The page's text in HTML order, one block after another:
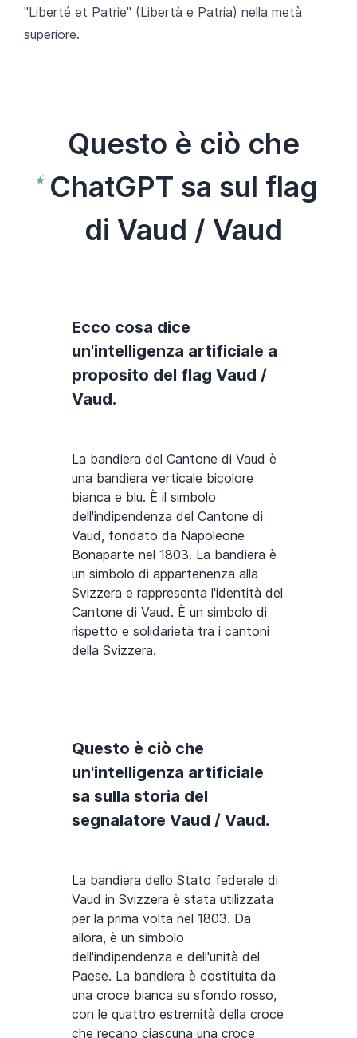
"Liberté et Patrie" (Libertà e Patria) nella metà
superiore.
Questo è ciò che
ChatGPT sa sul flag
di Vaud / Vaud
Ecco cosa dice
un'intelligenza artificiale a
proposito del flag Vaud /
Vaud.
La bandiera del Cantone di Vaud è
una bandiera verticale bicolore
bianca e blu. È il simbolo
dell'indipendenza del Cantone di
Vaud, fondato da Napoleone
Bonaparte nel 1803. La bandiera è
un simbolo di appartenenza alla
Svizzera e rappresenta l'identità del
Cantone di Vaud. È un simbolo di
rispetto e solidarietà tra i cantoni
della Svizzera.
Questo è ciò che
un'intelligenza artificiale
sa sulla storia del
segnalatore Vaud / Vaud.
La bandiera dello Stato federale di
Vaud in Svizzera è stata utilizzata
per la prima volta nel 1803. Da
allora, è un simbolo
dell'indipendenza e dell'unità del
Paese. La bandiera è costituita da
una croce bianca su sfondo rosso,
con le quattro estremità della croce
che recano ciascuna una croce